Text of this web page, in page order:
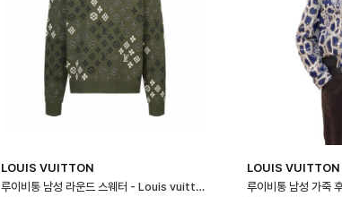
LOUIS VUITTON
루이비통 남성 라운드 스웨터 - Louis vuitton Mens Round Sweater…
LOUIS VUITTON